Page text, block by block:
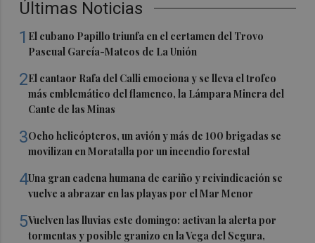
Últimas Noticias
1 El cubano Papillo triunfa en el certamen del Trovo
Pascual García-Mateos de La Unión
2El cantaor Rafa del Calli emociona y se lleva el trofeo
más emblemático del flamenco, la Lámpara Minera del
Cante de las Minas
3Ocho helicópteros, un avión y más de 100 brigadas se
movilizan en Moratalla por un incendio forestal
4Una gran cadena humana de cariño y reivindicación se
vuelve a abrazar en las playas por el Mar Menor
5Vuelven las lluvias este domingo: activan la alerta por
tormentas y posible granizo en la Vega del Segura,